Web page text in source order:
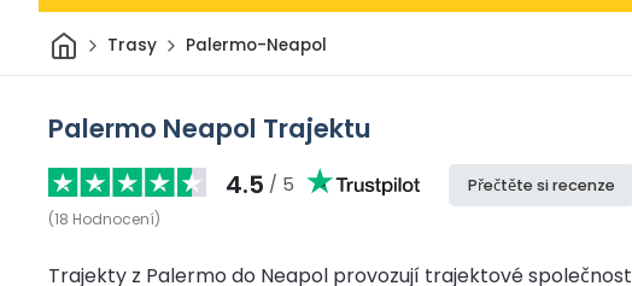
Domov
Trasy Palermo-Neapol
Palermo Neapol Trajektu
4.5 / 5
(18 Hodnocení)
Přečtěte si recenze
Trajekty z Palermo do Neapol provozují trajektové